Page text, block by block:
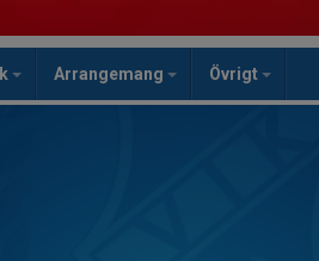
Arrangemang Övrigt